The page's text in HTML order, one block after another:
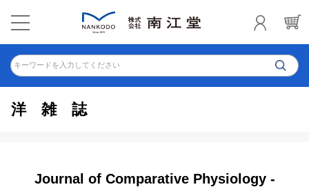
キーワードを入力してください
洋雑誌
Journal of Comparative Physiology -